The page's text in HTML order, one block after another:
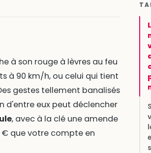
à son rouge à lèvres au feu
à 90 km/h, ou celui qui tient
gestes tellement banalisés
d'entre eux peut déclencher
, avec à la clé une amende
€ que votre compte en